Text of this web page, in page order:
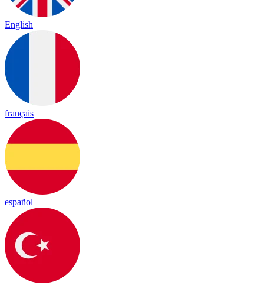
English
français
español